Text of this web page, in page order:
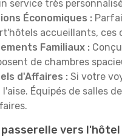
service très
Économiques :
accueillants, ces
Familiaux :
de chambres
d'Affaires : Si votre
l'aise. Équipés de salles
vers